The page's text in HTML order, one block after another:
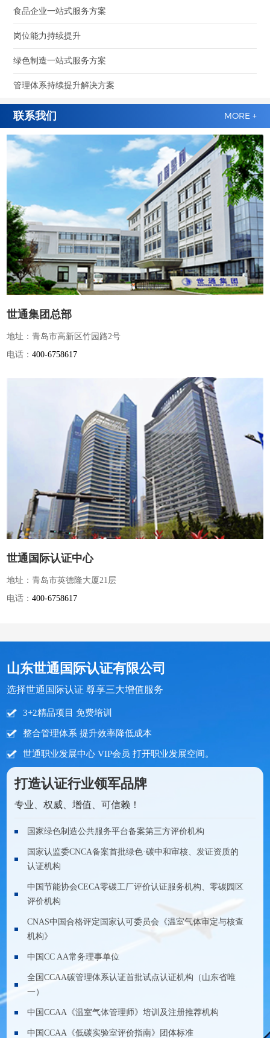
食品企业一站式服务方案
岗位能力持续提升
绿色制造一站式服务方案
管理体系持续提升解决方案
联系我们 MORE +
世通集团总部
地址：青岛市高新区竹园路2号
电话：400-6758617
世通国际认证中心
地址：青岛市英德隆大厦21层
电话：400-6758617
山东世通国际认证有限公司
选择世通国际认证 尊享三大增值服务
3+2精品项目 免费培训
整合管理体系 提升效率降低成本
世通职业发展中心 VIP会员 打开职业发展空间。
打造认证行业领军品牌
专业、权威、增值、可信赖！
国家绿色制造公共服务平台备案第三方评价机构
国家认监委CNCA备案首批绿色·碳中和审核、发证资质的
认证机构
中国节能协会CECA零碳工厂评价认证服务机构、零碳园区
评价机构
CNAS中国合格评定国家认可委员会《温室气体审定与核查
机构》
中国CC AA常务理事单位
全国CCAA碳管理体系认证首批试点认证机构（山东省唯
一）
中国CCAA《温室气体管理师》培训及注册推荐机构
中国CCAA《低碳实验室评价指南》团体标准